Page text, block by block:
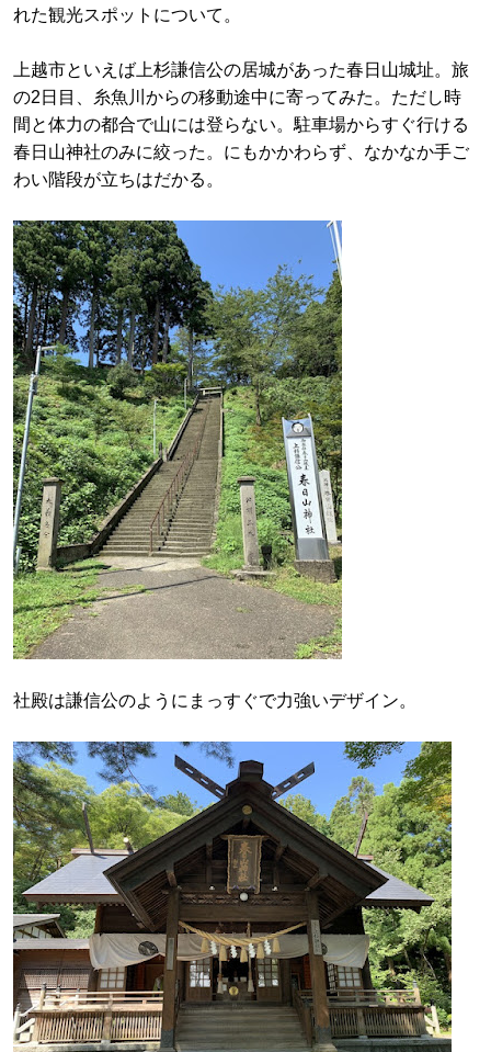
れた観光スポットについて。
上越市といえば上杉謙信公の居城があった春日山城址。旅
の2日目、糸魚川からの移動途中に寄ってみた。ただし時
間と体力の都合で山には登らない。駐車場からすぐ行ける
春日山神社のみに絞った。にもかかわらず、なかなか手ご
わい階段が立ちはだかる。
社殿は謙信公のようにまっすぐで力強いデザイン。